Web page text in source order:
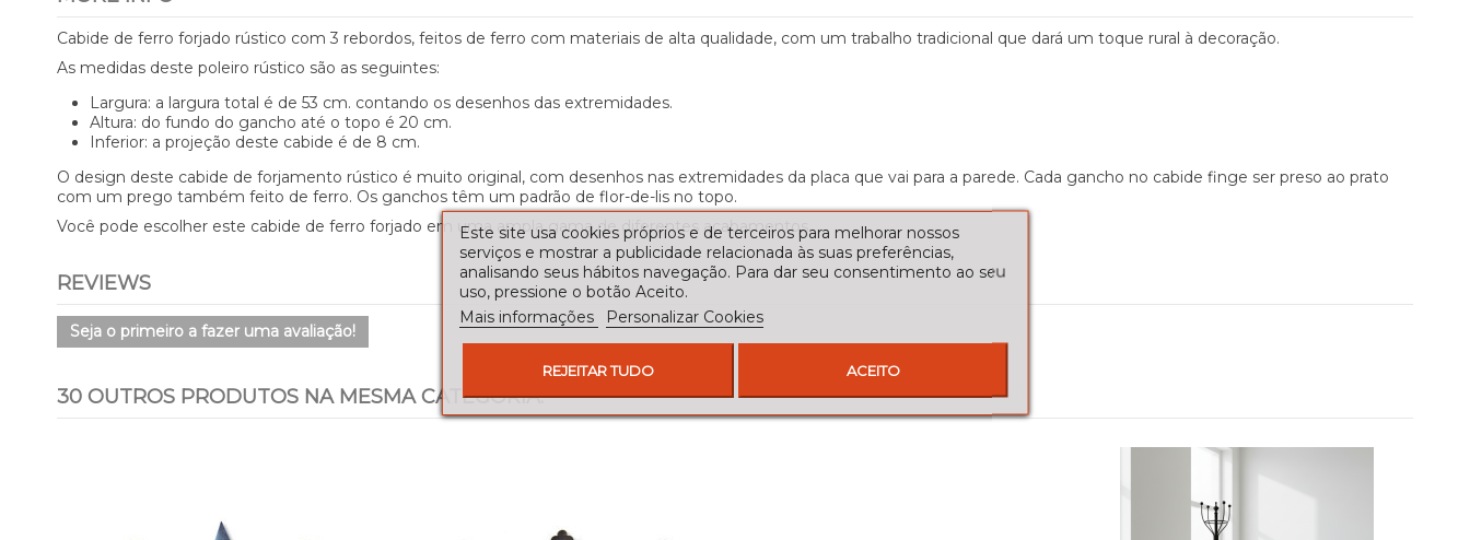
Cabide de ferro forjado rústico com 3 rebordos, feitos de ferro com materiais de alta qualidade, com um trabalho tradicional que dará um toque rural à decoração.
As medidas deste poleiro rústico são as seguintes:
Largura: a largura total é de 53 cm. contando os desenhos das extremidades.
Altura: do fundo do gancho até o topo é 20 cm.
Inferior: a projeção deste cabide é de 8 cm.
O design deste cabide de forjamento rústico é muito original, com desenhos nas extremidades da placa que vai para a parede. Cada gancho no cabide finge ser preso ao prato
com um prego também feito de ferro. Os ganchos têm um padrão de flor-de-lis no topo.
Você pode escolher este cabide de ferro forjado em uma ampla gama de diferentes acabamentos.
REVIEWS
Seja o primeiro a fazer uma avaliação!
30 OUTROS PRODUTOS NA MESMA CATEGORIA:
Este site usa cookies próprios e de terceiros para melhorar nossos
serviços e mostrar a publicidade relacionada às suas preferências,
analisando seus hábitos navegação. Para dar seu consentimento ao seu
uso, pressione o botão Aceito.
Mais informações
Personalizar Cookies
REJEITAR TUDO ACEITO